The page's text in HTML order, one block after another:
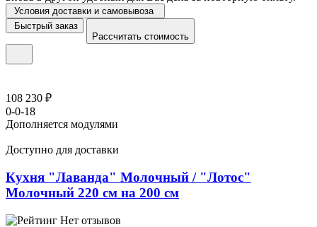
Условия доставки и самовывоза
Быстрый заказ
Рассчитать стоимость
108 230 ₽
0-0-18
Дополняется модулями
Доступно для доставки
Кухня "Лаванда" Молочный / "Лотос"
Молочный 220 см на 200 см
Нет отзывов